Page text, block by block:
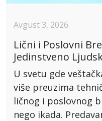
Avgust 3, 2026
Lični i Poslovni
Jedinstveno
U svetu gde
više preuzima
ličnog i poslovnog
nego ikada.